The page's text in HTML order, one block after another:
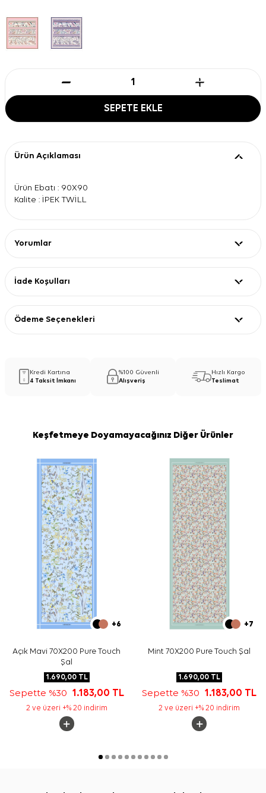
SEPETE EKLE
Ürün Açıklaması
Ürün Ebatı : 90X90
Kalite : İPEK TWİLL
Yorumlar
İade Koşulları
Ödeme Seçenekleri
Kredi Kartına
4 Taksit İmkanı
%100 Güvenli
Alışveriş
Hızlı Kargo
Teslimat
Keşfetmeye Doyamayacağınız Diğer Ürünler
+6
Açık Mavi 70X200 Pure Touch
Şal
1.690,00TL
Sepette %30 1.183,00 TL
2 ve üzeri +% 20 indirim
+7
Mint 70X200 Pure Touch Şal
1.690,00 TL
Sepette %30 1.183,00 TL
2 ve üzeri +% 20 indirim